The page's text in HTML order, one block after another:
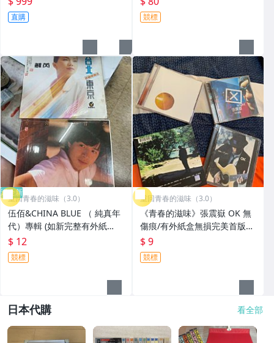
芮.黃鶯鶯. ．．．完美封收完
整 品相如圖 典藏完整 如新
直購
芮.黃鶯鶯. ．．．．近新 封面
歌詞完整 品相如圖 典藏完整
競標
近全新
重回青春的滋味（3.0）
伍佰&CHINA BLUE （ 純真年
代）專輯 (如新完整有外紙
盒)。吳俊霖伍佰Live演唱會 C
D+DVD+歌詞精美寫真極致系
列🈶️陶喆張宇張學友王菲等巨
$ 12
競標
重回青春的滋味（3.0）
《青春的滋味》張震嶽 OK 無
傷痕/有外紙盒無損完美首版
。早期絕版CD黑膠唱片卡帶
《張震嶽 A-Yue OK。五月天
阿信/王力宏/S.H.E/盧廣仲/林
$ 9
競標
日本代購 看全部